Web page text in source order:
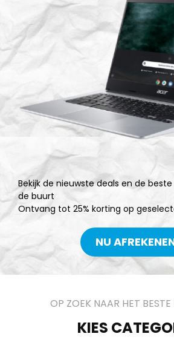
Bekijk de nieuwste deals en de
de buurt
Ontvang tot 25% korting op
NU
OP ZOEK NAAR HET
KIES